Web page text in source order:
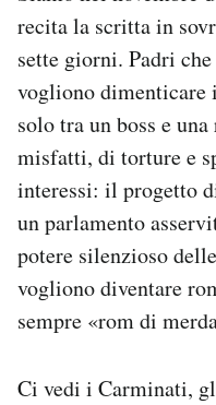
Regala il Post
Hai bisogno di aiuto?
recita la scritta in
sette giorni. Padri
vogliono dimenticare
solo tra un boss e
misfatti, di torture e
interessi: il progetto
un parlamento
potere silenzioso
vogliono diventare
sempre «rom di
Ci vedi i Carminati,